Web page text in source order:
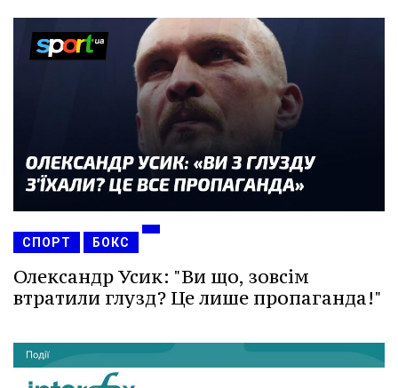
СПОРТ БОКС
Олександр Усик: "Ви що, зовсім
втратили глузд? Це лише пропаганда!"